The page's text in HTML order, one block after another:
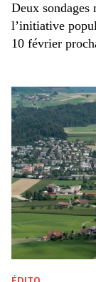
Deux sondages
l’initiative
10 février